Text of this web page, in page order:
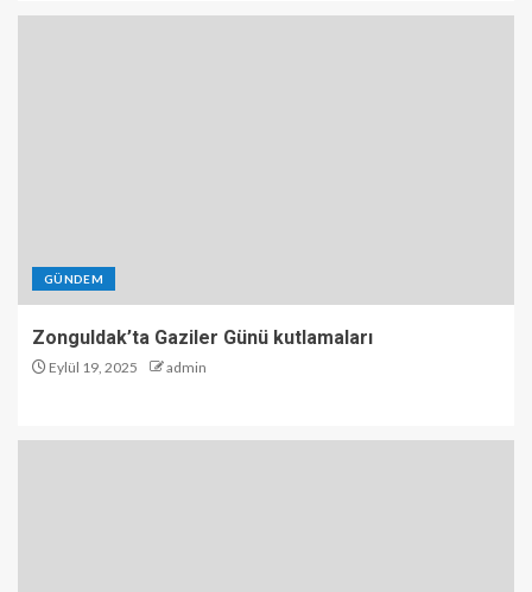
kutlamaları
Kedi Kurtarıldı
GÜNDEM
Zonguldak’ta Gaziler Günü kutlamaları
Eylül 19, 2025 admin